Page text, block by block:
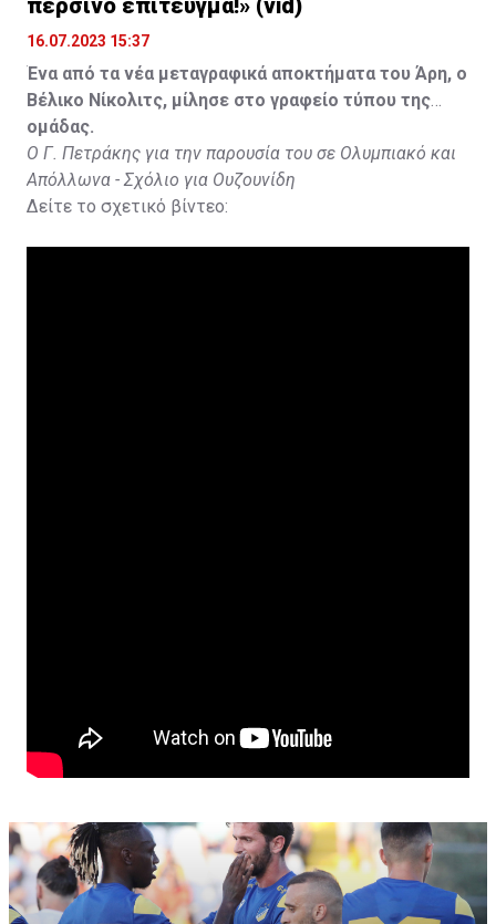
περσινό επίτευγμα!» (vid)
16.07.2023 15:37
Ένα από τα νέα μεταγραφικά αποκτήματα του Άρη, ο
Βέλικο Νίκολιτς, μίλησε στο γραφείο τύπου της
ομάδας.
Ο Γ. Πετράκης για την παρουσία του σε Ολυμπιακό και
Απόλλωνα - Σχόλιο για Ουζουνίδη
Δείτε το σχετικό βίντεο: